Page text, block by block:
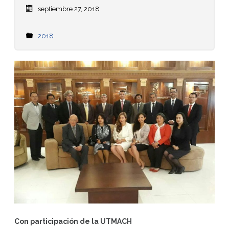
septiembre 27, 2018
2018
Con participación de la UTMACH